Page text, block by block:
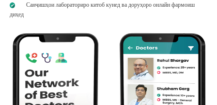
Санҷишҳои лабораториро китоб кунед ва доруҳоро онлайн фармоиш
диҳед